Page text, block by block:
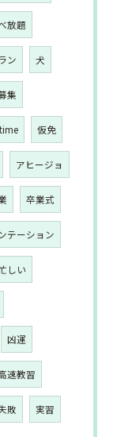
放題
ン 犬
集
仮免
アヒージョ
卒業式
テーション
しい
凶運
速教習
敗 実習